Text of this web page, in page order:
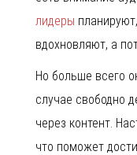
лидеры
вдохновляют, а
Но больше всего
случае свободно
через контент.
что поможет